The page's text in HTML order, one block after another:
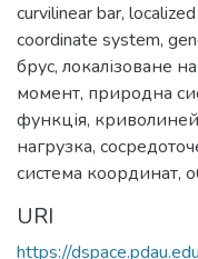
curvilinear bar,
coordinate system,
брус, локалізоване
момент, природна
функція,
нагрузка,
система координат,
URI
https://